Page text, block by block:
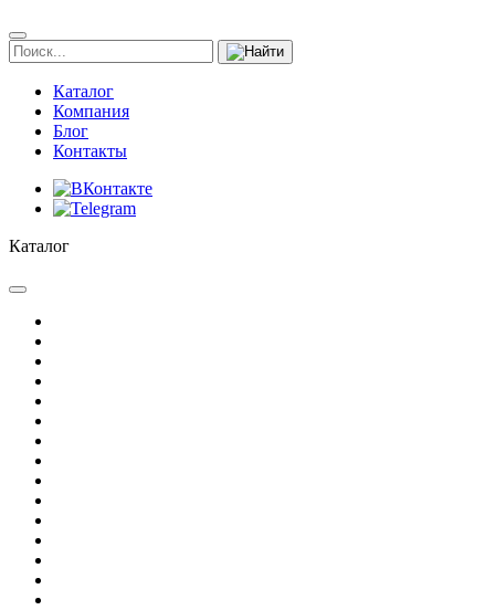
Каталог
Компания
Блог
Контакты
Каталог